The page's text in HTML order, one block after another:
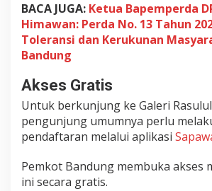
BACA JUGA: Ketua Bapemperda
Himawan: Perda No. 13 Tahun
Toleransi dan Kerukunan
Bandung
Akses Gratis
Untuk berkunjung ke Galeri
pengunjung umumnya perlu
pendaftaran melalui aplikasi
Pemkot Bandung membuka akses
ini secara gratis.